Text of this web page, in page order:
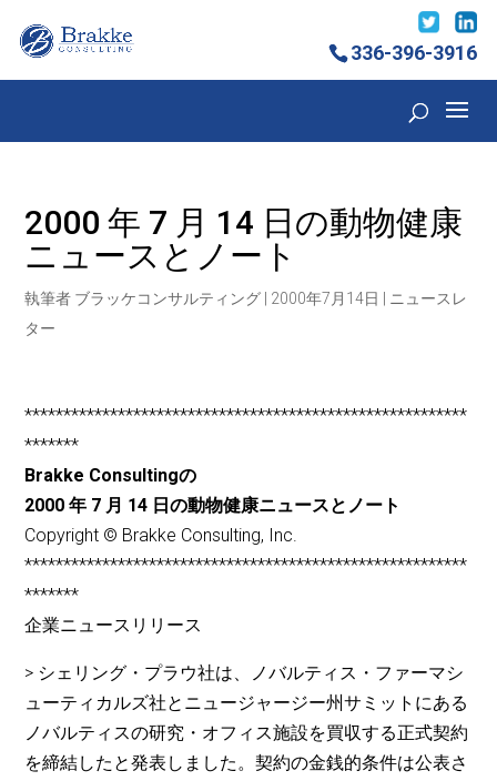
336-396-3916
2000 年 7 月 14 日の動物健康
ニュースとノート
執筆者 ブラッケコンサルティング 2000年7月14日
ニュースレ
ター
*********************************************************
*******
Brakke Consultingの
2000 年 7 月 14 日の動物健康ニュースとノート
Copyright © Brakke Consulting, Inc.
*********************************************************
*******
企業ニュースリリース
> シェリング・プラウ社は、ノバルティス・ファーマシ
ューティカルズ社とニュージャージー州サミットにある
ノバルティスの研究・オフィス施設を買収する正式契約
を締結したと発表しました。契約の金銭的条件は公表さ